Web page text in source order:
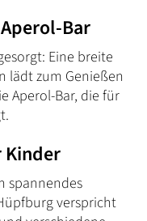
Bar
Eine breite
lädt zum Genießen
Aperol-Bar, die für
Kinder
spannendes
verspricht